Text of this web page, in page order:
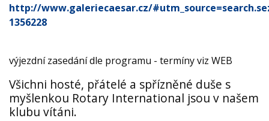
http://www.galeriecaesar.cz/
1356228
výjezdní zasedání dle programu - termíny viz WEB
Všichni hosté, přátelé a spřízněné duše s
myšlenkou Rotary International jsou v našem
klubu vítáni.